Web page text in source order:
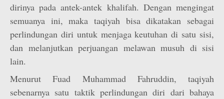
dirinya pada antek-antek khalifah. Dengan mengingat
semuanya ini, maka taqiyah bisa dikatakan sebagai
perlindungan diri untuk menjaga keutuhan di satu sisi,
dan melanjutkan perjuangan melawan musuh di sisi
lain.
Menurut Fuad Muhammad Fahruddin, taqiyah
sebenarnya satu taktik perlindungan diri dari bahaya